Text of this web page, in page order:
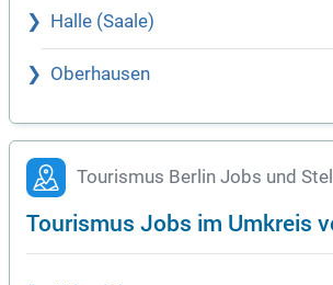
Halle (Saale)
Oberhausen
Tourismus Berlin Jobs und
Tourismus Jobs im Umkreis